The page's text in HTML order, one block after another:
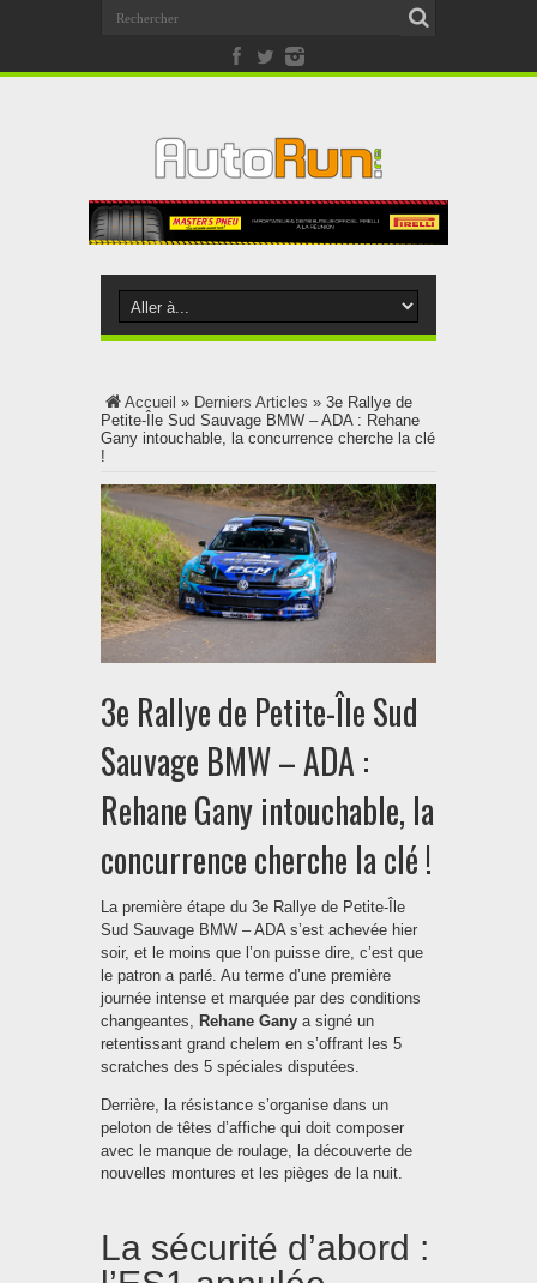
Accueil » Derniers Articles » 3e Rallye de
Petite-Île Sud Sauvage BMW – ADA : Rehane
Gany intouchable, la concurrence cherche la clé
!
3e Rallye de Petite-Île Sud
Sauvage BMW – ADA :
Rehane Gany intouchable, la
concurrence cherche la clé !
La première étape du 3e Rallye de Petite-Île
Sud Sauvage BMW – ADA s’est achevée hier
soir, et le moins que l’on puisse dire, c’est que
le patron a parlé. Au terme d’une première
journée intense et marquée par des conditions
changeantes, Rehane Gany a signé un
retentissant grand chelem en s’offrant les 5
scratches des 5 spéciales disputées.
Derrière, la résistance s’organise dans un
peloton de têtes d’affiche qui doit composer
avec le manque de roulage, la découverte de
nouvelles montures et les pièges de la nuit.
La sécurité d’abord :